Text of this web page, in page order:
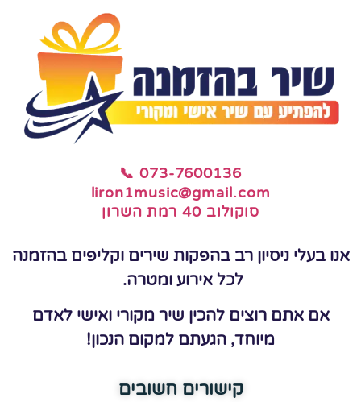
📞 073-7600136
liron1music@gmail.com
סוקולוב 40 רמת השרון
אנו בעלי ניסיון רב בהפקות שירים וקליפים בהזמנה
לכל אירוע ומטרה.
אם אתם רוצים להכין שיר מקורי ואישי לאדם
מיוחד, הגעתם למקום הנכון!
קישורים חשובים